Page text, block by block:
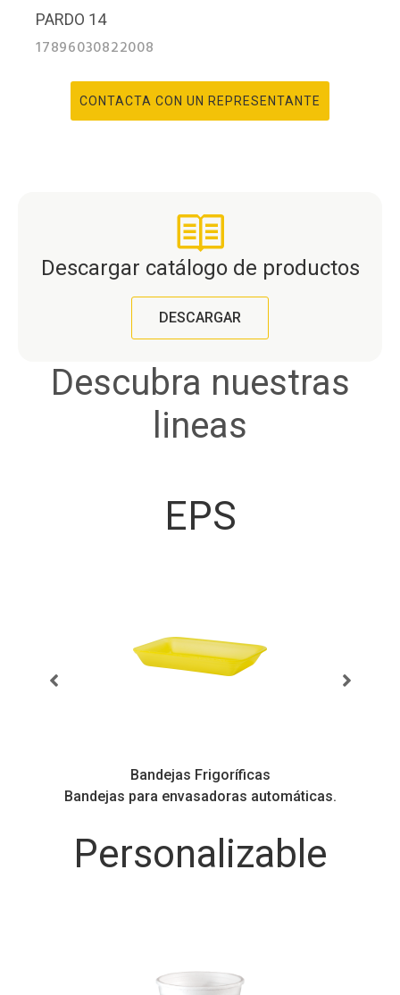
PARDO 14
17896030822008
CONTACTA CON UN REPRESENTANTE
Descargar catálogo de productos
DESCARGAR
Descubra nuestras
lineas
EPS
Bandejas Frigoríficas
Bandejas para envasadoras automáticas.
Personalizable